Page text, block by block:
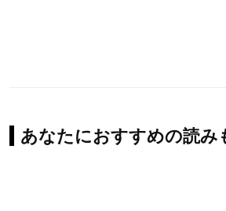
あなたにおすすめの読み